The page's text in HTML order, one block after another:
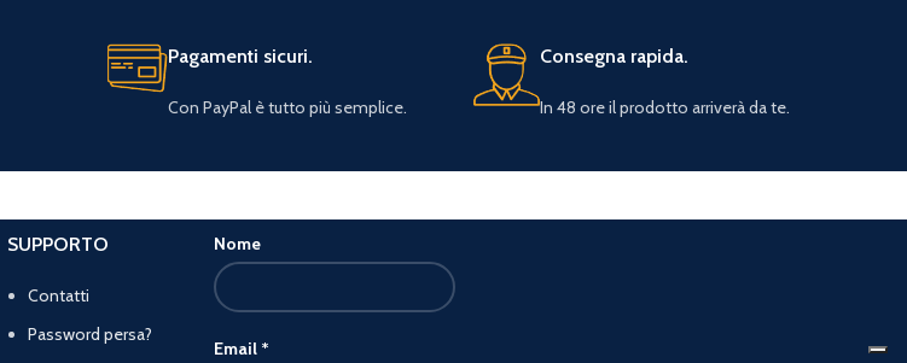
Pagamenti sicuri.
Con PayPal è tutto più semplice.
Consegna rapida.
In 48 ore il prodotto arriverà da te.
SUPPORTO
Contatti
Password persa?
Nome
Email *